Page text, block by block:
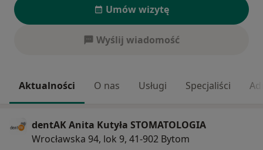
Umów wizytę
Wyślij wiadomość
Aktualności O nas Usługi Specjaliści
dentAK Anita Kutyła STOMATOLOGIA
Wrocławska 94, lok 9, 41-902 Bytom